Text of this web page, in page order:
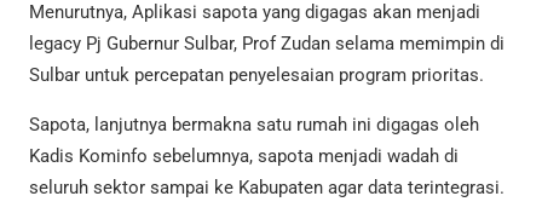
Menurutnya, Aplikasi sapota yang digagas akan menjadi
legacy Pj Gubernur Sulbar, Prof Zudan selama memimpin di
Sulbar untuk percepatan penyelesaian program prioritas.
Sapota, lanjutnya bermakna satu rumah ini digagas oleh
Kadis Kominfo sebelumnya, sapota menjadi wadah di
seluruh sektor sampai ke Kabupaten agar data terintegrasi.